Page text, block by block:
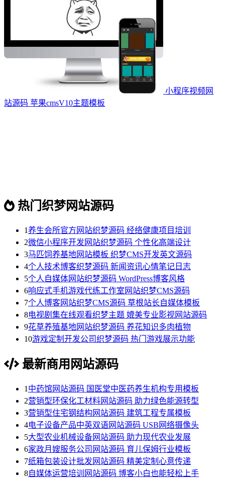
小程序视频网
站源码 苹果cmsV10主题模板
热门织梦网站源码
1养生会所官方网站织梦源码 经络健康项目培训
2微信小程序开发网站织梦源码 个性化高端设计
3马匹饲养基地网站模板 织梦CMS开发英文源码
4个人技术博客织梦源码 新闻资讯心情笔记日志
5个人自媒体网站织梦源码 WordPress博客风格
6响应式手机游戏代练工作室网站织梦CMS源码
7个人博客网站织梦CMS源码 草根站长自媒体模板
8电视剧集在线观看织梦主题 媲美专业影视网站源码
9花草养殖基地网站织梦源码 养花知识多肉植物
10游戏定制开发公司织梦源码 热门游戏展示功能
最新商用网站源码
1 中药馆网站源码 国医堂中医药养生机构专用模板
2营销型环保化工材料网站源码 助力绿色能源转型
3营销型住宅钢结构网站源码 建筑工程专属模板
4电子设备产品中英双语网站源码 USB网络摄像头
5大型农业机械设备网站源码 助力现代农业发展
6家政月嫂服务公司网站源码 育儿保姆行业模板
7纸箱包装设计批发网站源码 精美定制心意传递
8自媒体运营培训网站源码 博客小白也能轻松上手